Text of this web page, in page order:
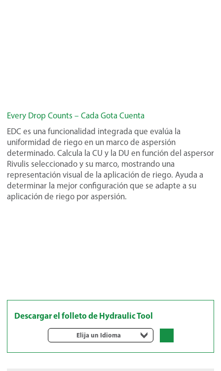
Every Drop Counts – Cada Gota Cuenta
EDC es una funcionalidad integrada que evalúa la
uniformidad de riego en un marco de aspersión
determinado. Calcula la CU y la DU en función del aspersor
Rivulis seleccionado y su marco, mostrando una
representación visual de la aplicación de riego. Ayuda a
determinar la mejor configuración que se adapte a su
aplicación de riego por aspersión.
Descargar el folleto de Hydraulic Tool
Elija un Idioma